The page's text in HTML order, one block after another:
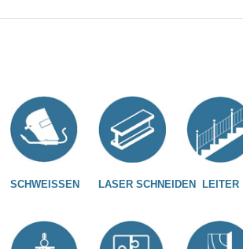
SCHWEISSEN LASER SCHNEIDEN LEITER